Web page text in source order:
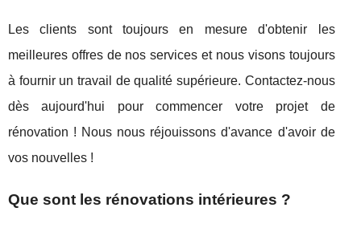
Les clients sont toujours en mesure d'obtenir les
meilleures offres de nos services et nous visons toujours
à fournir un travail de qualité supérieure. Contactez-nous
dès aujourd'hui pour commencer votre projet de
rénovation ! Nous nous réjouissons d'avance d'avoir de
vos nouvelles !
Que sont les rénovations intérieures ?